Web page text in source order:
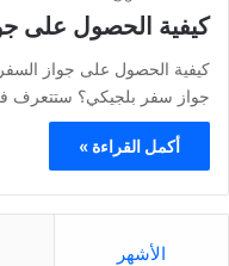
كيفية الحصول على
كيفية الحصول على جواز
جواز سفر بلجيكي؟ ستتعرف
أكمل القراءة »
الأشهر